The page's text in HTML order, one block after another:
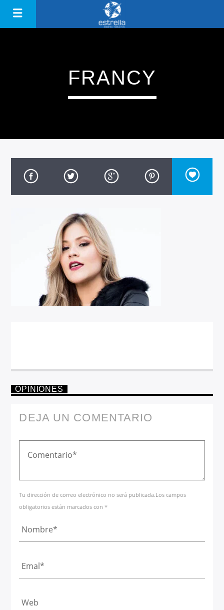
FRANCY
OPINIONES
DEJA UN COMENTARIO
Tu dirección de correo electrónico no será publicada.Los campos
obligatorios están marcados con *